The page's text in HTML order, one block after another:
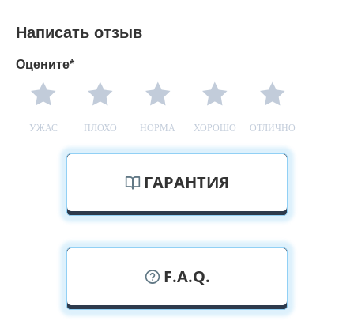
Написать отзыв
Оцените*
УЖАС ПЛОХО НОРМА ХОРОШО ОТЛИЧНО
ГАРАНТИЯ
F.A.Q.